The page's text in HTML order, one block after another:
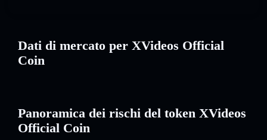
Dati di mercato per XVideos Official
Coin
Panoramica dei rischi del token XVideos
Official Coin